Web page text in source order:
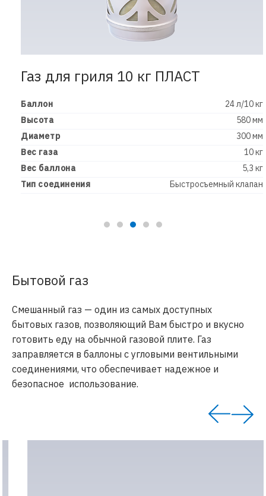
Газ для гриля 10 кг ПЛАСТ
Баллон
24 л/10 кг
Высота
580 мм
Диаметр
300 мм
Вес газа
10 кг
Вес баллона
5,3 кг
Тип соединения
Быстросъемный клапан
Бытовой газ
Смешанный газ — один из самых доступных
бытовых газов, позволяющий Вам быстро и вкусно
готовить еду на обычной газовой плите. Газ
заправляется в баллоны с угловыми вентильными
соединениями, что обеспечивает надежное и
безопасное использование.